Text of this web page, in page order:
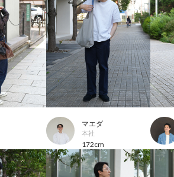
マエダ
本社
172cm